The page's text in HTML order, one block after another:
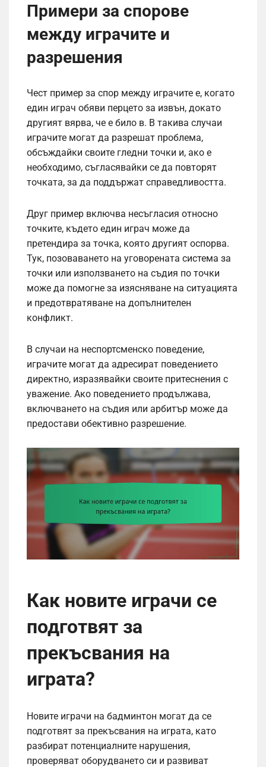
Примери за спорове
между играчите и
разрешения
Чест пример за спор между играчите е, когато
един играч обяви перцето за извън, докато
другият вярва, че е било в. В такива случаи
играчите могат да разрешат проблема,
обсъждайки своите гледни точки и, ако е
необходимо, съгласявайки се да повторят
точката, за да поддържат справедливостта.
Друг пример включва несъгласия относно
точките, където един играч може да
претендира за точка, която другият оспорва.
Тук, позоваването на уговорената система за
точки или използването на съдия по точки
може да помогне за изясняване на ситуацията
и предотвратяване на допълнителен
конфликт.
В случаи на неспортсменско поведение,
играчите могат да адресират поведението
директно, изразявайки своите притеснения с
уважение. Ако поведението продължава,
включването на съдия или арбитър може да
предостави обективно разрешение.
Как новите играчи се
подготвят за
прекъсвания на
играта?
Новите играчи на бадминтон могат да се
подготвят за прекъсвания на играта, като
разбират потенциалните нарушения,
проверяват оборудването си и развиват